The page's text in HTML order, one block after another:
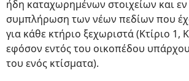
ήδη καταχωρημένων στοιχείων και εν
συμπλήρωση των νέων πεδίων που
για κάθε κτήριο ξεχωριστά (Κτίριο 1,
εφόσον εντός του οικοπέδου
του ενός κτίσματα).